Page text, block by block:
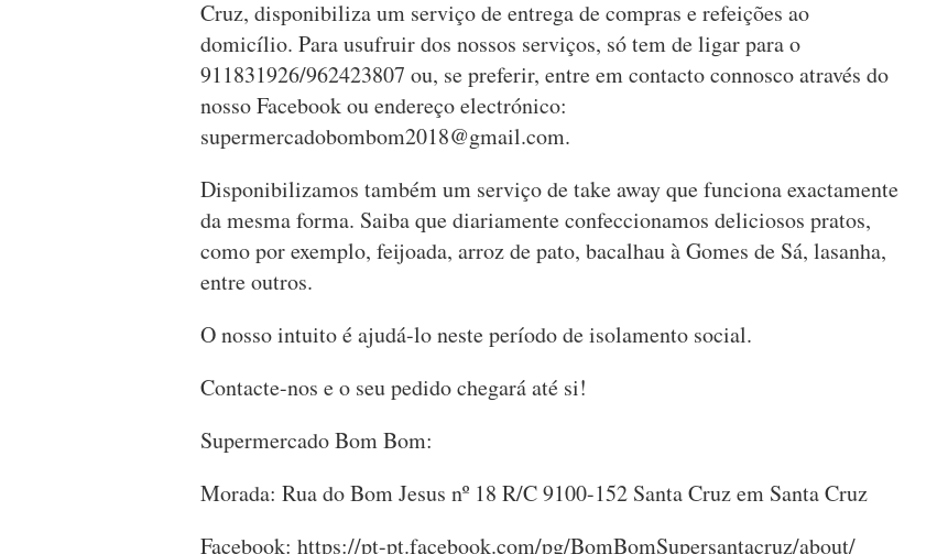
Cruz, disponibiliza um serviço de entrega de compras e refeições ao
domicílio. Para usufruir dos nossos serviços, só tem de ligar para o
911831926/962423807 ou, se preferir, entre em contacto connosco através do
nosso Facebook ou endereço electrónico:
supermercadobombom2018@gmail.com.
Disponibilizamos também um serviço de take away que funciona exactamente
da mesma forma. Saiba que diariamente confeccionamos deliciosos pratos,
como por exemplo, feijoada, arroz de pato, bacalhau à Gomes de Sá, lasanha,
entre outros.
O nosso intuito é ajudá-lo neste período de isolamento social.
Contacte-nos e o seu pedido chegará até si!
Supermercado Bom Bom:
Morada: Rua do Bom Jesus nº 18 R/C 9100-152 Santa Cruz em Santa Cruz
Facebook: https://pt-pt.facebook.com/pg/BomBomSupersantacruz/about/